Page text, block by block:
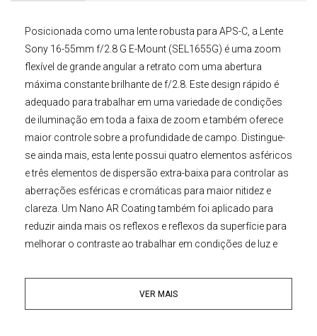
Posicionada como uma lente robusta para APS-C, a
Lente
Sony 16-55mm f/2.8 G E-Mount (SEL1655G) é uma zoom
flexível de grande angular a retrato com uma abertura
máxima constante brilhante de f/2.8. Este design rápido é
adequado para trabalhar em uma variedade de condições
de iluminação em toda a faixa de zoom e também oferece
maior controle sobre a profundidade de campo. Distingue-
se ainda mais, esta lente possui quatro elementos asféricos
e três elementos de dispersão extra-baixa para controlar as
aberrações esféricas e cromáticas para maior nitidez e
clareza. Um Nano AR Coating também foi aplicado para
reduzir ainda mais os reflexos e reflexos da superfície para
melhorar o contraste ao trabalhar em condições de luz e
um sistema XD Linear Motor que é rápido e silencioso e
também oferece controle mais responsivo para operação
VER MAIS